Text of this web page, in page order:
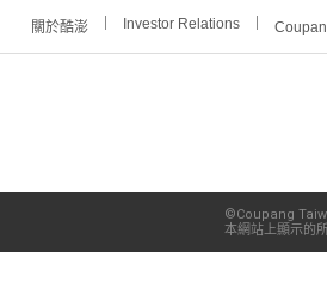
關於酷澎 Investor Relations
©Coupang
本網站上顯示的